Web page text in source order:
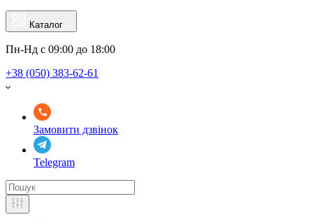
Каталог
Пн-Нд с 09:00 до 18:00
+38 (050) 383-62-61
Замовити дзвінок
Telegram